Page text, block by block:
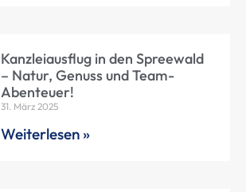
Kanzleiausflug in den Spreewald
– Natur, Genuss und Team-
Abenteuer!
31. März 2025
Weiterlesen »